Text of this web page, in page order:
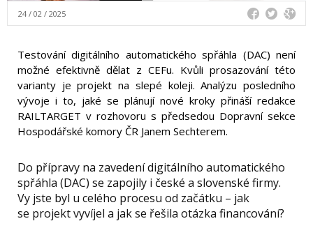
24 / 02 / 2025
Testování digitálního automatického spřáhla (DAC) není
možné efektivně dělat z CEFu. Kvůli prosazování této
varianty je projekt na slepé koleji. Analýzu posledního
vývoje i to, jaké se plánují nové kroky přináší redakce
RAILTARGET v rozhovoru s předsedou Dopravní sekce
Hospodářské komory ČR Janem Sechterem.
Do přípravy na zavedení digitálního automatického
spřáhla (DAC) se zapojily i české a slovenské firmy.
Vy jste byl u celého procesu od začátku – jak
se projekt vyvíjel a jak se řešila otázka financování?